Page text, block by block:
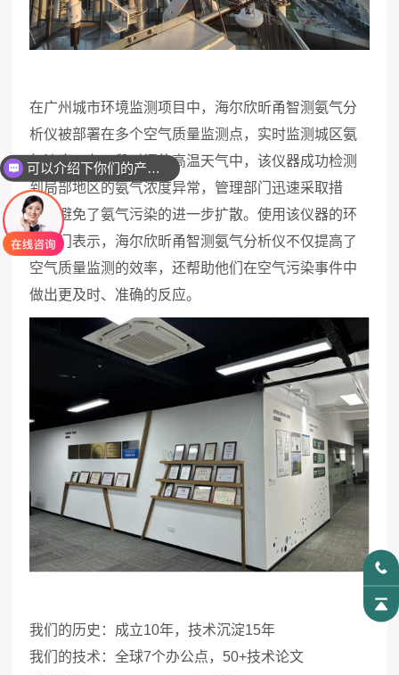
在广州城市环境监测项目中，海尔欣昕甬智测氨气分
析仪被部署在多个空气质量监测点，实时监测城区氨
气浓度。在一段时间的高温天气中，该仪器成功检测
到局部地区的氨气浓度异常，管理部门迅速采取措
施，避免了氨气污染的进一步扩散。使用该仪器的环
保部门表示，海尔欣昕甬智测氨气分析仪不仅提高了
空气质量监测的效率，还帮助他们在空气污染事件中
做出更及时、准确的反应。
我们的历史：成立10年，技术沉淀15年
我们的技术：全球7个办公点，50+技术论文
可以介绍下你们的产品么